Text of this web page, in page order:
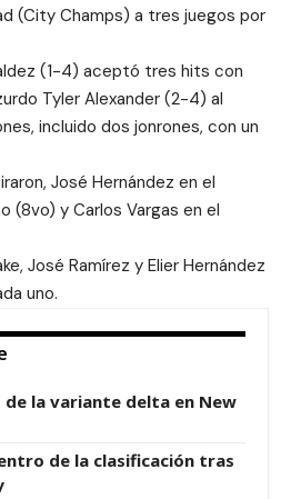
(City Champs) a tres juegos por
(1-4) aceptó tres hits con
Tyler Alexander (2-4) al
incluido dos jonrones, con un
José Hernández en el
(8vo) y Carlos Vargas en el
José Ramírez y Elier Hernández
uno.
de la variante delta en New
de la clasificación tras